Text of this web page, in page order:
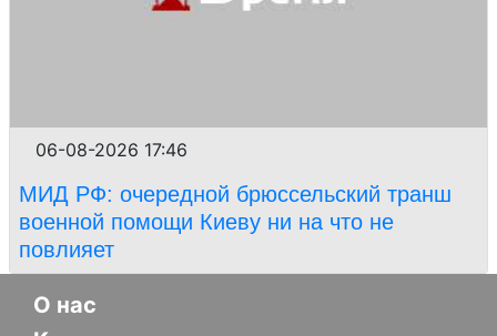
06-08-2026 17:46
МИД РФ: очередной брюссельский транш
военной помощи Киеву ни на что не
повлияет
О нас